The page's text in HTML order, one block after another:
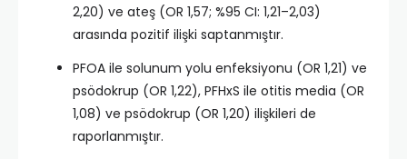
2,20) ve ateş (OR 1,57; %95 CI: 1,21–2,03)
arasında pozitif ilişki saptanmıştır.
PFOA ile solunum yolu enfeksiyonu (OR 1,21) ve
psödokrup (OR 1,22), PFHxS ile otitis media (OR
1,08) ve psödokrup (OR 1,20) ilişkileri de
raporlanmıştır.